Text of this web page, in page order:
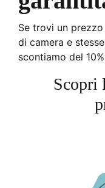
Se trovi un
di camera e
scontiamo del 10%
Scopri